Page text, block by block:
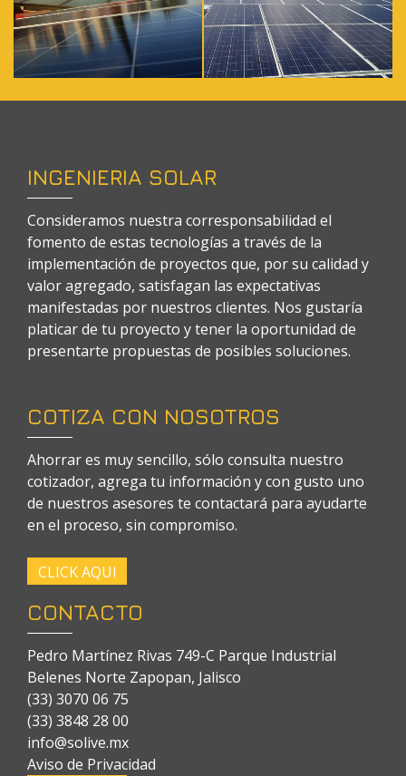
INGENIERIA SOLAR
Consideramos nuestra corresponsabilidad el
fomento de estas tecnologías a través de la
implementación de proyectos que, por su calidad y
valor agregado, satisfagan las expectativas
manifestadas por nuestros clientes. Nos gustaría
platicar de tu proyecto y tener la oportunidad de
presentarte propuestas de posibles soluciones.
COTIZA CON NOSOTROS
Ahorrar es muy sencillo, sólo consulta nuestro
cotizador, agrega tu información y con gusto uno
de nuestros asesores te contactará para ayudarte
en el proceso, sin compromiso.
CLICK AQUI
CONTACTO
Pedro Martínez Rivas 749-C Parque Industrial
Belenes Norte Zapopan, Jalisco
(33) 3070 06 75
(33) 3848 28 00
info@solive.mx
Aviso de Privacidad